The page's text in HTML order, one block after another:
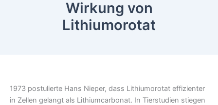
Wirkung von
Lithiumorotat
1973 postulierte Hans Nieper, dass Lithiumorotat effizienter
in Zellen gelangt als Lithiumcarbonat. In Tierstudien stiegen